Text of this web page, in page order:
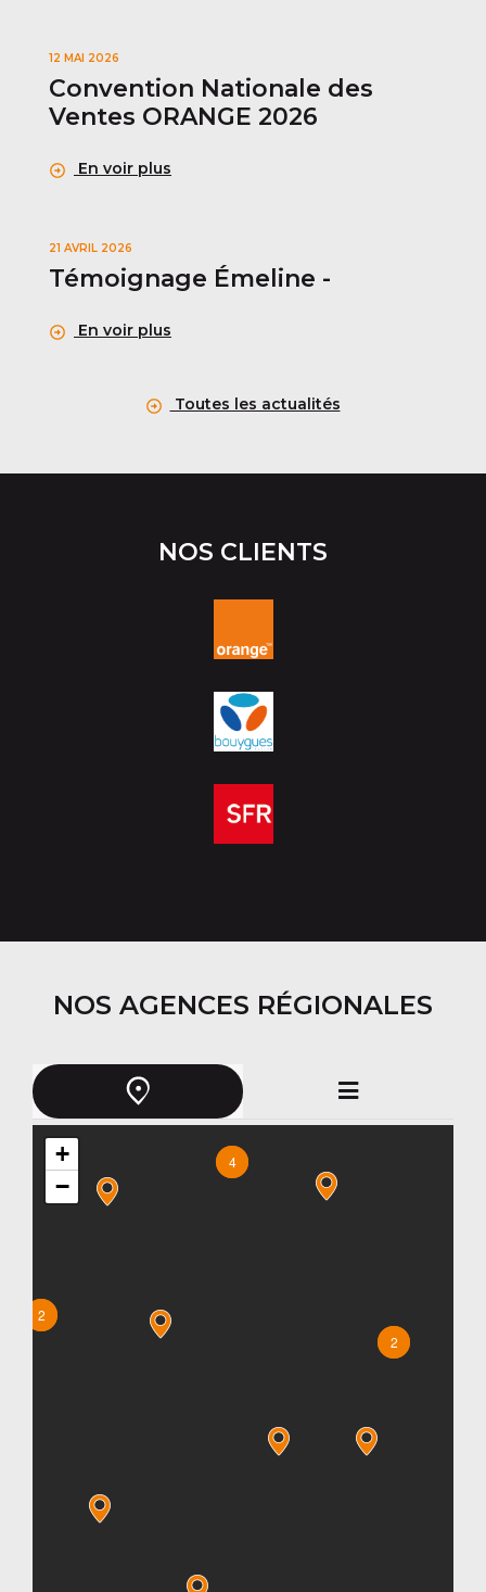
12 MAI 2026
Convention Nationale des
Ventes ORANGE 2026
En voir plus
21 AVRIL 2026
Témoignage Émeline -
En voir plus
Toutes les actualités
NOS CLIENTS
NOS AGENCES RÉGIONALES
2
2
4
+
−